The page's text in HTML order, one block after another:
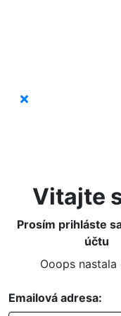
Vitajte
Prosím prihláste
účtu
Ooops nastala
Emailová adresa: